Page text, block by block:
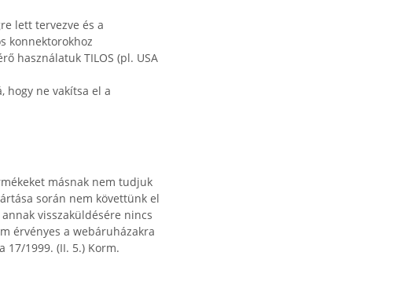
lett tervezve és a
konnektorokhoz
használatuk TILOS (pl. USA
hogy ne vakítsa el a
másnak nem tudjuk
során nem követtünk el
visszaküldésére nincs
érvényes a webáruházakra
17/1999. (II. 5.) Korm.